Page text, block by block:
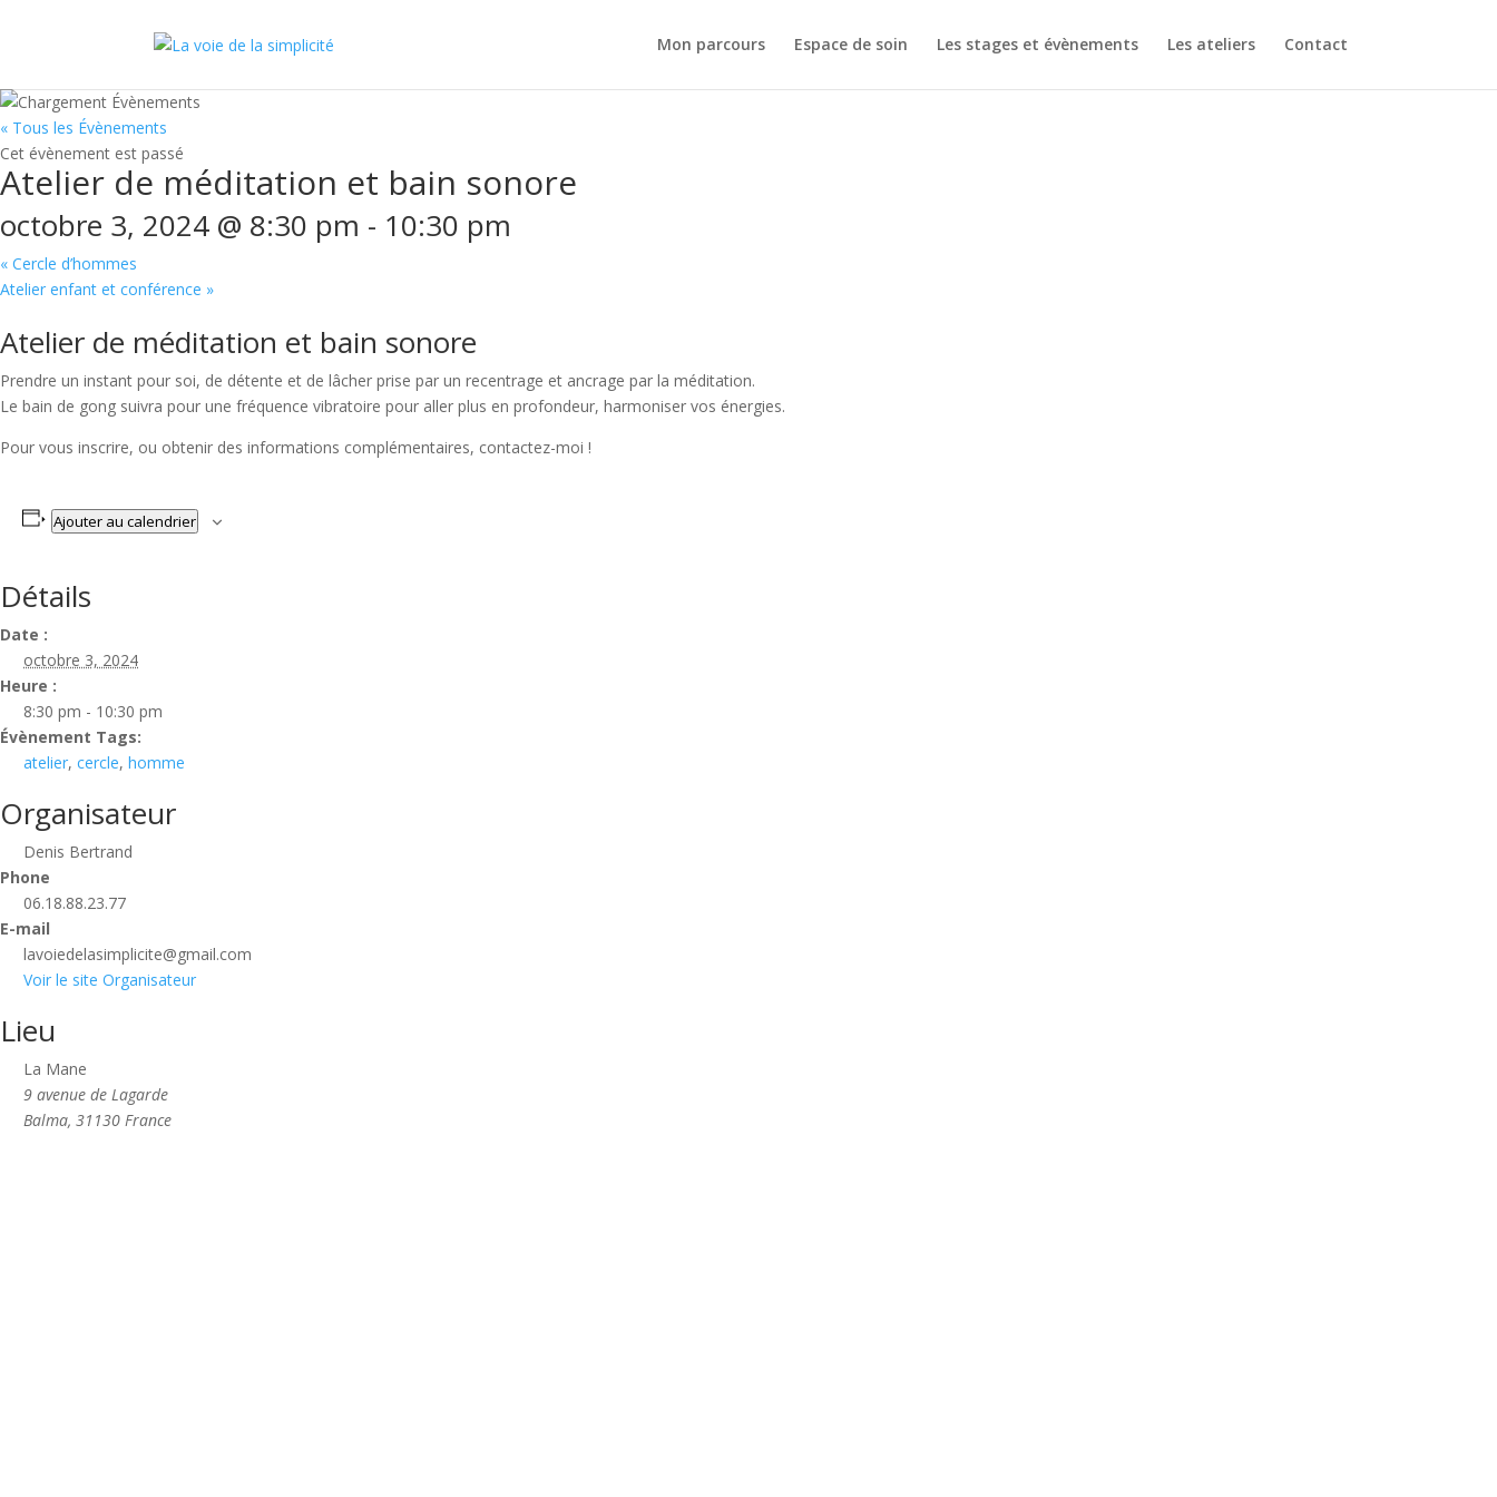
Mon parcours Espace de soin Les stages et évènements Les ateliers Contact
« Tous les Évènements
Cet évènement est passé
Atelier de méditation et bain sonore
octobre 3, 2024 @ 8:30 pm - 10:30 pm
« Cercle d’hommes
Atelier enfant et conférence »
Atelier de méditation et bain sonore
Prendre un instant pour soi, de détente et de lâcher prise par un recentrage et ancrage par la méditation.
Le bain de gong suivra pour une fréquence vibratoire pour aller plus en profondeur, harmoniser vos énergies.
Pour vous inscrire, ou obtenir des informations complémentaires, contactez-moi !
Ajouter au calendrier
Détails
Date :
octobre 3, 2024
Heure :
8:30 pm - 10:30 pm
Évènement Tags:
atelier, cercle, homme
Organisateur
Denis Bertrand
Phone
06.18.88.23.77
E-mail
lavoiedelasimplicite@gmail.com
Voir le site Organisateur
Lieu
La Mane
9 avenue de Lagarde
Balma, 31130 France